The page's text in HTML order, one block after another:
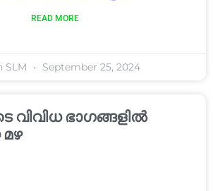
READ MORE
SLM September 25, 2024
വിവിധ ഭാഗങ്ങളിൽ